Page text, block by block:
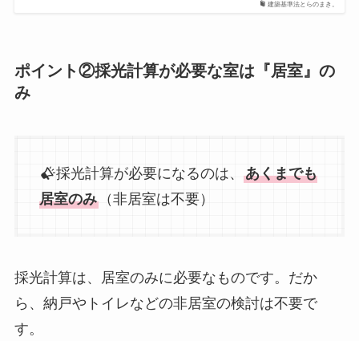
建築基準法とらのまき。
ポイント②採光計算が必要な室は『居室』の
み
採光計算が必要になるのは、あくまでも
居室のみ（非居室は不要）
採光計算は、居室のみに必要なものです。だか
ら、納戸やトイレなどの非居室の検討は不要で
す。